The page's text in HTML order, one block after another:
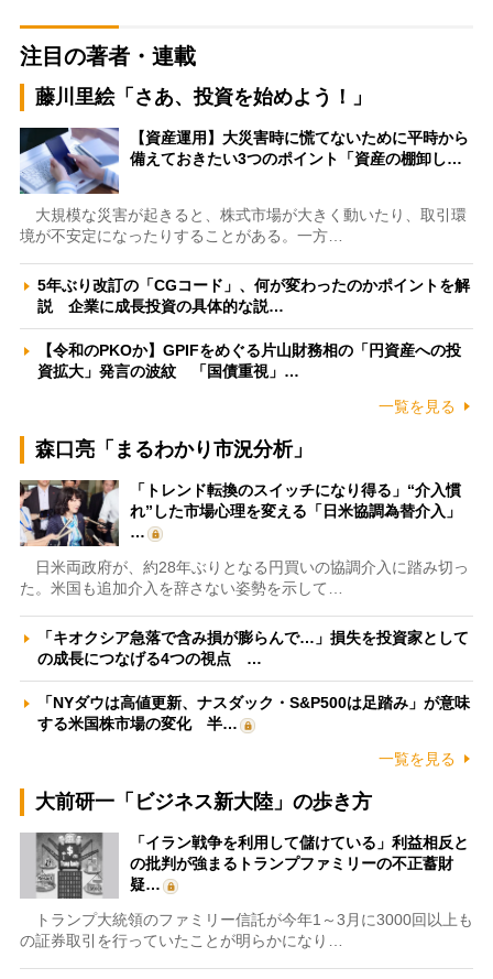
注目の著者・連載
藤川里絵「さあ、投資を始めよう！」
【資産運用】大災害時に慌てないために平時から
備えておきたい3つのポイント「資産の棚卸し…
大規模な災害が起きると、株式市場が大きく動いたり、取引環
境が不安定になったりすることがある。一方…
5年ぶり改訂の「CGコード」、何が変わったのかポイントを解
説 企業に成長投資の具体的な説…
【令和のPKOか】GPIFをめぐる片山財務相の「円資産への投
資拡大」発言の波紋 「国債重視」…
一覧を見る
森口亮「まるわかり市況分析」
「トレンド転換のスイッチになり得る」“介入慣
れ”した市場心理を変える「日米協調為替介入」
…
日米両政府が、約28年ぶりとなる円買いの協調介入に踏み切っ
た。米国も追加介入を辞さない姿勢を示して…
「キオクシア急落で含み損が膨らんで…」損失を投資家として
の成長につなげる4つの視点 …
「NYダウは高値更新、ナスダック・S&P500は足踏み」が意味
する米国株市場の変化 半…
一覧を見る
大前研一「ビジネス新大陸」の歩き方
「イラン戦争を利用して儲けている」利益相反と
の批判が強まるトランプファミリーの不正蓄財
疑…
トランプ大統領のファミリー信託が今年1～3月に3000回以上も
の証券取引を行っていたことが明らかになり…